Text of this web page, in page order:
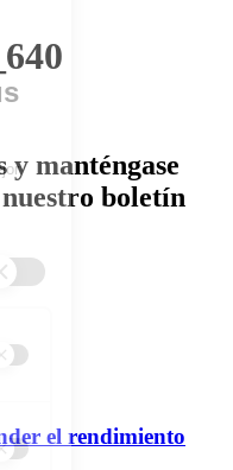
y manténgase
boletín
el rendimiento